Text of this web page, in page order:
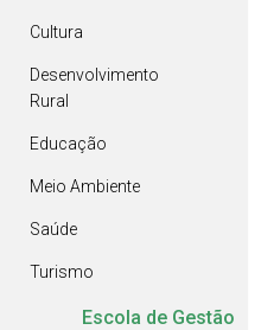
Cultura
Desenvolvimento
Rural
Educação
Meio Ambiente
Saúde
Turismo
Escola de Gestão